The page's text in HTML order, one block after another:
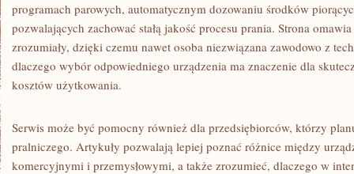
programach parowych, automatycznym dozowaniu środków
pozwalających zachować stałą jakość procesu prania. Strona
zrozumiały, dzięki czemu nawet osoba niezwiązana zawodowo z
dlaczego wybór odpowiedniego urządzenia ma znaczenie dla
kosztów użytkowania.
Serwis może być pomocny również dla przedsiębiorców, którzy
pralniczego. Artykuły pozwalają lepiej poznać różnice między
komercyjnymi i przemysłowymi, a także zrozumieć, dlaczego w